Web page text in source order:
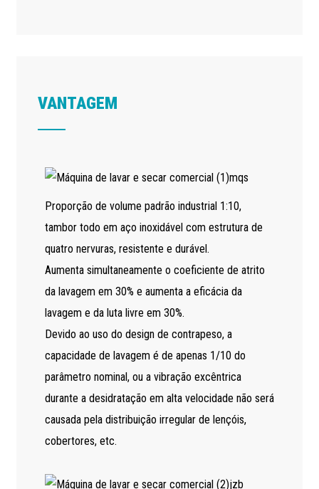
VANTAGEM
Proporção de volume padrão industrial 1:10,
tambor todo em aço inoxidável com estrutura de
quatro nervuras, resistente e durável.
Aumenta simultaneamente o coeficiente de atrito
da lavagem em 30% e aumenta a eficácia da
lavagem e da luta livre em 30%.
Devido ao uso do design de contrapeso, a
capacidade de lavagem é de apenas 1/10 do
parâmetro nominal, ou a vibração excêntrica
durante a desidratação em alta velocidade não será
causada pela distribuição irregular de lençóis,
cobertores, etc.